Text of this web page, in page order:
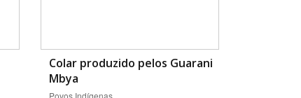
Colar produzido pelos Guarani
Mbya